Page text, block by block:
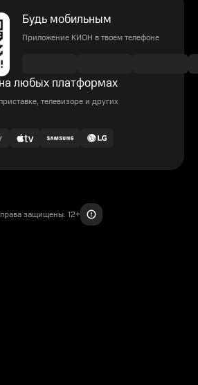
Будь мобильным
Приложение КИОН в твоем телефоне
любых платформах
телевизоре и других
защищены. 12+